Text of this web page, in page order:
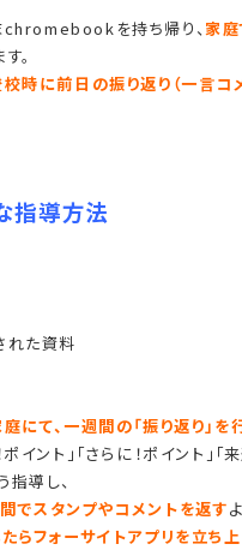
chromebookを持ち帰り、家
。
時に前日の振り返り（一言コ
指導方法
れた資料
にて、一週間の「振り返り」を
ポイント」「さらに！ポイント」
指導し、
でスタンプやコメントを返す
らフォーサイトアプリを立ち上